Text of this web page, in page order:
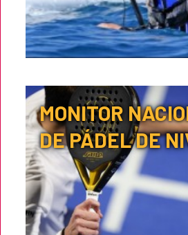
MONITOR
DE PÁDEL DE